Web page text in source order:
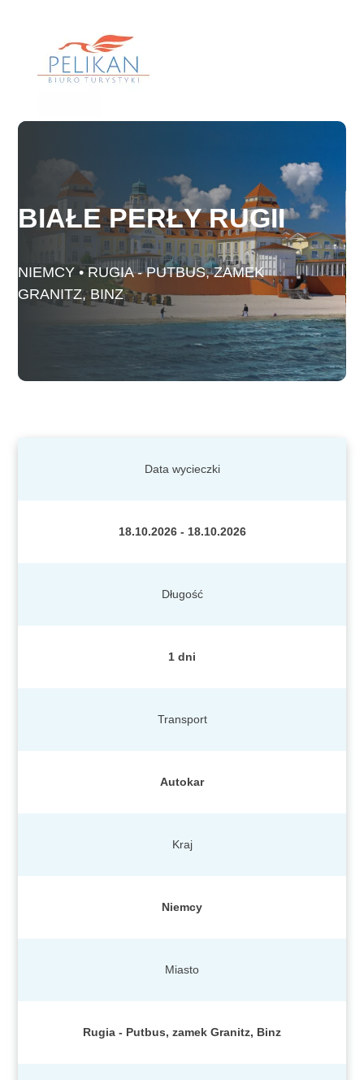
BIAŁE PERŁY RUGII
NIEMCY • RUGIA - PUTBUS, ZAMEK
GRANITZ, BINZ
Data wycieczki
18.10.2026 - 18.10.2026
Długość
1 dni
Transport
Autokar
Kraj
Niemcy
Miasto
Rugia - Putbus, zamek Granitz, Binz